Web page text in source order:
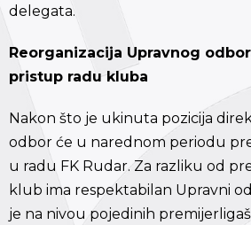
delegata.
Reorganizacija Upravnog
pristup radu kluba
Nakon što je ukinuta pozicija
odbor će u narednom periodu
u radu FK Rudar. Za razliku od
klub ima respektabilan Upravni
je na nivou pojedinih